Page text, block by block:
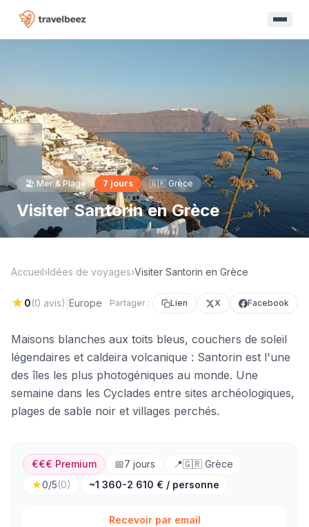
🏖️ Mer & Plage 7 jours 🇬🇷 Grèce
Visiter Santorin en Grèce
Accueil›Idées de voyages›Visiter Santorin en Grèce
★0(0 avis) Europe Partager : Lien X Facebook
Maisons blanches aux toits bleus, couchers de soleil
légendaires et caldeira volcanique : Santorin est l'une
des îles les plus photogéniques au monde. Une
semaine dans les Cyclades entre sites archéologiques,
plages de sable noir et villages perchés.
€€€ Premium 📅7 jours 📍🇬🇷 Grèce
★0/5(0) ~1 360-2 610 € / personne
Recevoir par email